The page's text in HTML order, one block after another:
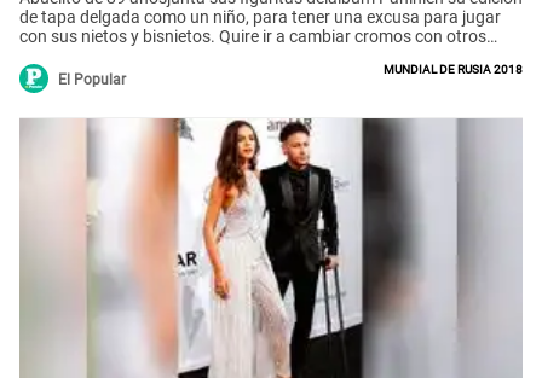
de tapa delgada como un niño, para tener una excusa para jugar
con sus nietos y bisnietos. Quire ir a cambiar cromos con otros
Rusia 2018.
El Popular
Mundial de Rusia 2018